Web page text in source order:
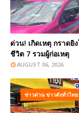
ด่วน! เกิดเหตุ กราดยิ
ชีวิต 7 รวมผู้ก่อเหตุ
AUGUST 06, 2026
ข่าวด่วน ข่าวดังทั่วไทย